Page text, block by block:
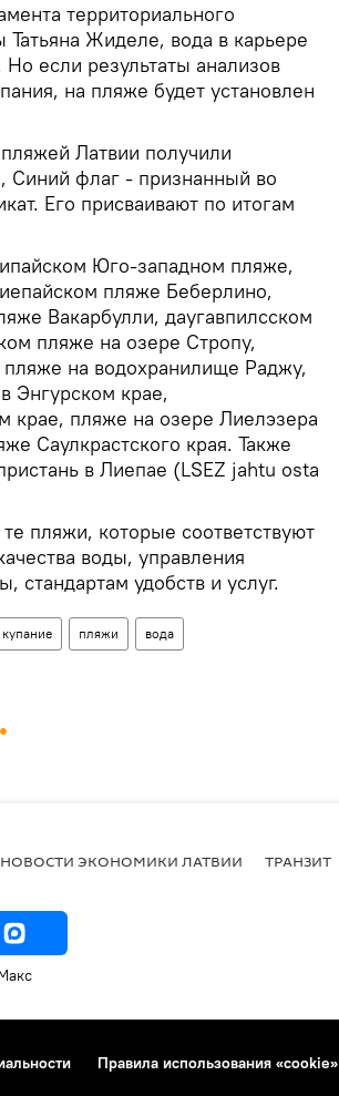
территориального
Жиделе, вода в карьере
если результаты анализов
на пляже будет установлен
Латвии получили
Синий флаг - признанный во
Его присваивают по итогам
Юго-западном пляже,
пляже Беберлино,
Вакарбулли, даугавпилсском
пляже на озере Стропу,
на водохранилище Раджу,
Энгурском крае,
крае, пляже на озере Лиелэзера
Саулкрастского края. Также
в Лиепае (LSEZ jahtu ostа
пляжи, которые соответствуют
воды, управления
удобств и услуг.
купание пляжи вода
НОВОСТИ ЭКОНОМИКИ ЛАТВИИ ТРАНЗИТ
Правила использования «cookie»